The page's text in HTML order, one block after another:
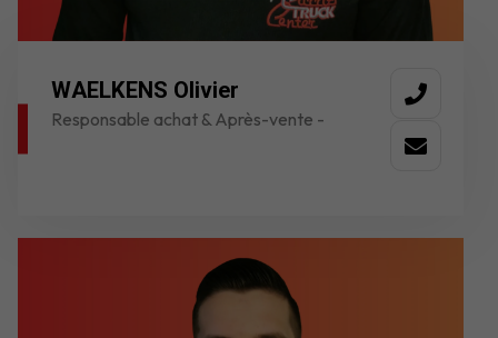
WAELKENS Olivier
Responsable achat & Après-vente -